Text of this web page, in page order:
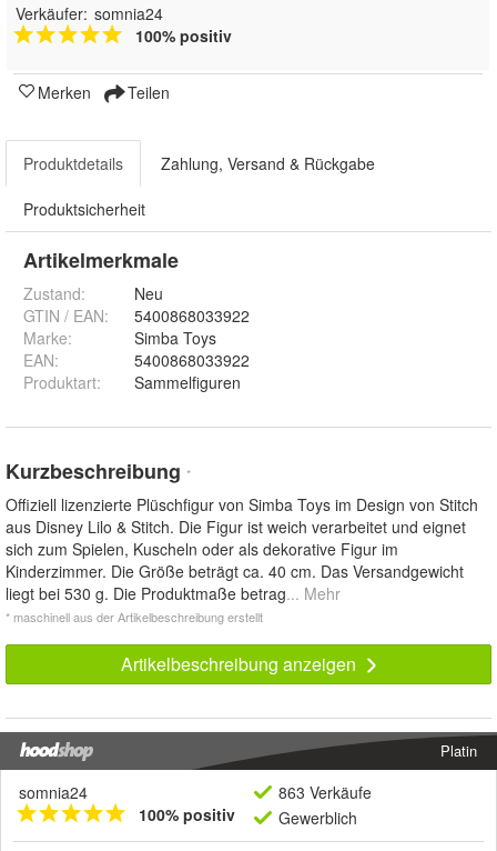
Verkäufer: somnia24
100% positiv
Merken Teilen
Produktdetails Zahlung, Versand & Rückgabe
Produktsicherheit
Artikelmerkmale
Zustand:
Neu
GTIN / EAN:
5400868033922
Marke:
Simba Toys
EAN:
5400868033922
Produktart: Sammelfiguren
Kurzbeschreibung *
Offiziell lizenzierte Plüschfigur von Simba Toys im Design von Stitch
aus Disney Lilo & Stitch. Die Figur ist weich verarbeitet und eignet
sich zum Spielen, Kuscheln oder als dekorative Figur im
Kinderzimmer. Die Größe beträgt ca. 40 cm. Das Versandgewicht
liegt bei 530 g. Die Produktmaße betrag... Mehr
* maschinell aus der Artikelbeschreibung erstellt
Artikelbeschreibung anzeigen
Platin
somnia24
100% positiv
863 Verkäufe
Gewerblich